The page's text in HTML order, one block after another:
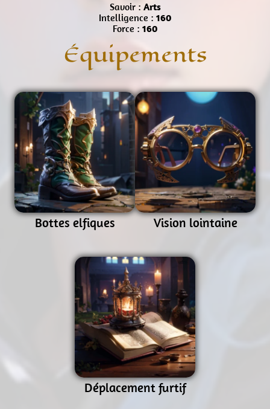
Savoir : Arts
Intelligence : 160
Force : 160
Équipements
Bottes elfiques Vision lointaine
Déplacement furtif